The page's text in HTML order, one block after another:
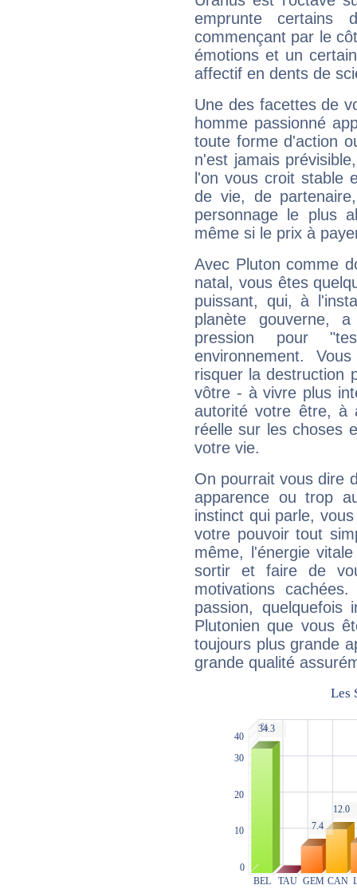
emprunte
commençant par le
émotions et un
affectif en dents de
Une des facettes de
homme passionné
toute forme d'action
n'est jamais
l'on vous croit stable
de vie, de
personnage le plus
même si le prix à
Avec Pluton comme
natal, vous êtes
puissant, qui, à
planète gouverne,
pression pour
environnement.
risquer la destruction
vôtre - à vivre plus
autorité votre être, à
réelle sur les choses
votre vie.
On pourrait vous dire
apparence ou trop
instinct qui parle,
votre pouvoir tout
même, l'énergie
sortir et faire de
motivations
passion, quelquefois
Plutonien que vous
toujours plus grande
grande qualité